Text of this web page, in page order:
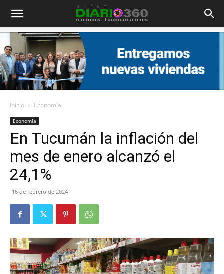
Diario
360
Inicio Economía
Economía
En Tucumán la inflación del
mes de enero alcanzó el
24,1%
16 de febrero de 2024